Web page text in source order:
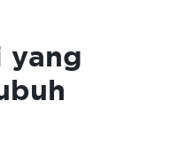
yang